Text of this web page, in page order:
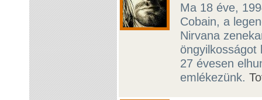
Ma 18 éve,
Cobain, a
Nirvana
öngyilkosságot
27 évesen
emlékezünk.